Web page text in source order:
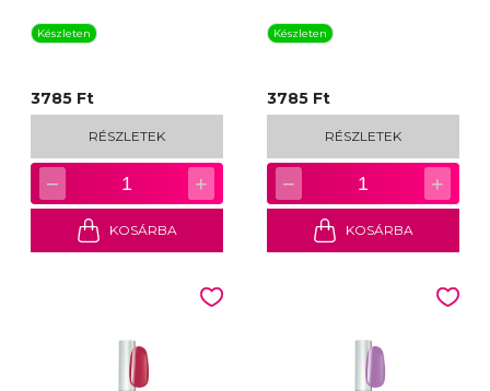
Készleten
3785 Ft
RÉSZLETEK
− 1 +
KOSÁRBA
Készleten
3785 Ft
RÉSZLETEK
− 1 +
KOSÁRBA